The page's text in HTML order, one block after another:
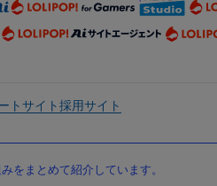
トサイト採用サイト
をまとめて紹介しています。